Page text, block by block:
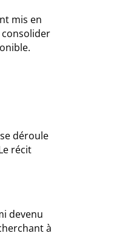
mis en
déroule
récit
devenu
à